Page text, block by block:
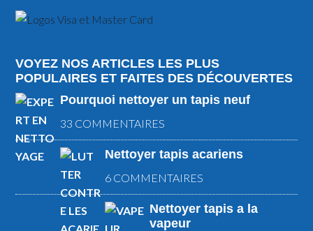
VOYEZ NOS ARTICLES LES PLUS
POPULAIRES ET FAITES DES DÉCOUVERTES
Pourquoi nettoyer un tapis neuf
33 COMMENTAIRES
Nettoyer tapis acariens
6 COMMENTAIRES
Nettoyer tapis a la
vapeur